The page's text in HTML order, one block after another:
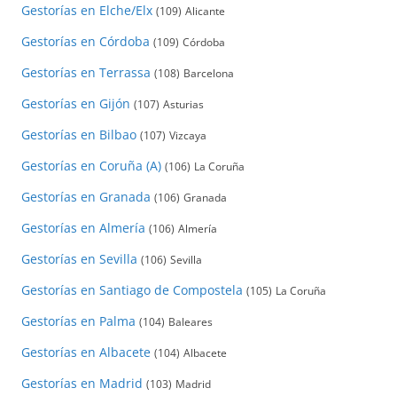
Gestorías en Elche/Elx (109) Alicante
Gestorías en Córdoba (109) Córdoba
Gestorías en Terrassa (108) Barcelona
Gestorías en Gijón (107) Asturias
Gestorías en Bilbao (107) Vizcaya
Gestorías en Coruña (A) (106) La Coruña
Gestorías en Granada (106) Granada
Gestorías en Almería (106) Almería
Gestorías en Sevilla (106) Sevilla
Gestorías en Santiago de Compostela (105) La Coruña
Gestorías en Palma (104) Baleares
Gestorías en Albacete (104) Albacete
Gestorías en Madrid (103) Madrid